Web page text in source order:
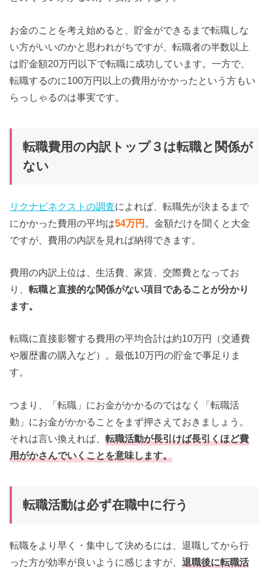
お金のことを考え始めると、貯金ができるまで転職しな
い方がいいのかと思われがちですが、転職者の半数以上
は貯金額20万円以下で転職に成功しています。一方で、
転職するのに100万円以上の費用がかかったという方もい
らっしゃるのは事実です。
転職費用の内訳トップ３は転職と関係が
ない
リクナビネクストの調査によれば、転職先が決まるまで
にかかった費用の平均は54万円 。金額だけを聞くと大金
ですが、費用の内訳を見れば納得できます。
費用の内訳上位は、生活費、家賃、交際費となってお
り、転職と直接的な関係がない項目であることが分かり
ます。
転職に直接影響する費用の平均合計は約10万円（交通費
や履歴書の購入など）。最低10万円の貯金で事足りま
す。
つまり、「転職」にお金がかかるのではなく「転職活
動」にお金がかかることをまず押さえておきましょう。
それは言い換えれば、転職活動が長引けば長引くほど費
用がかさんでいくことを意味します。
転職活動は必ず在職中に行う
転職をより早く・集中して決めるには、退職してから行
った方が効率が良いように感じますが、退職後に転職活